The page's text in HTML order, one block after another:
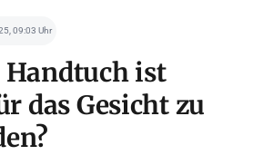
09:03 Uhr
Handtuch ist
das Gesicht zu